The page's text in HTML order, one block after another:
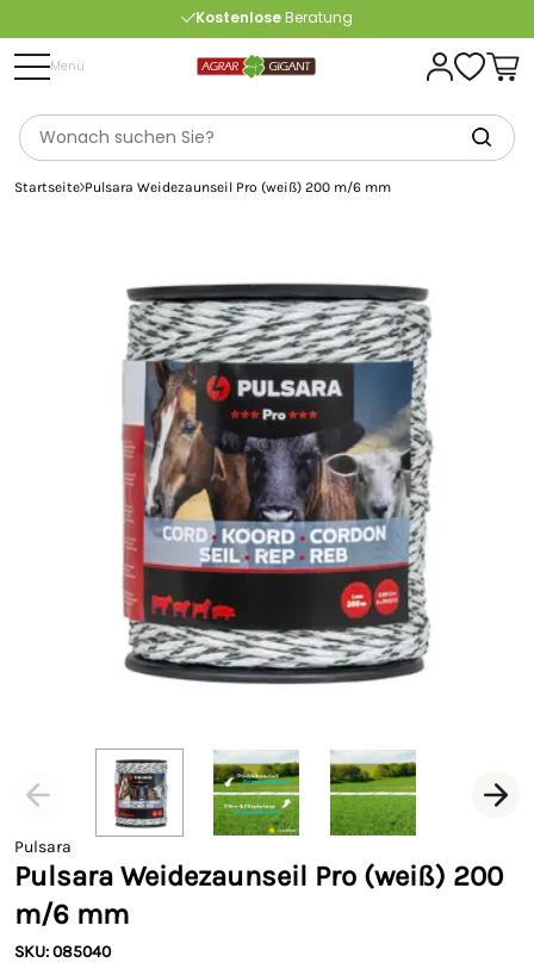
KostenloseBeratung
ab 175 € (in DE) – außer Sperrgut
Menü
Startseite Pulsara Weidezaunseil Pro (weiß) 200 m/6 mm
Pulsara
Pulsara Weidezaunseil Pro (weiß) 200
m/6 mm
SKU: 085040